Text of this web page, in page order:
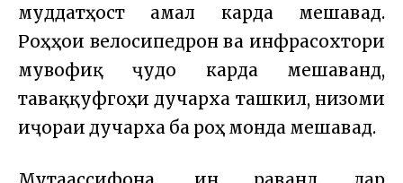
муддатҳост амалӣ карда мешавад.
Роҳҳои велосипедронӣ ва инфрасохтори
мувофиқ ҷудо карда мешаванд,
таваққуфгоҳи дучарха ташкил, низоми
иҷораи дучарха ба роҳ монда мешавад.